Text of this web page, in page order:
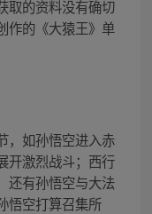
取的资料没有确切
作的《大猿王》单
，如孙悟空进入赤
开激烈战斗；西行
还有孙悟空与大法
悟空打算召集所